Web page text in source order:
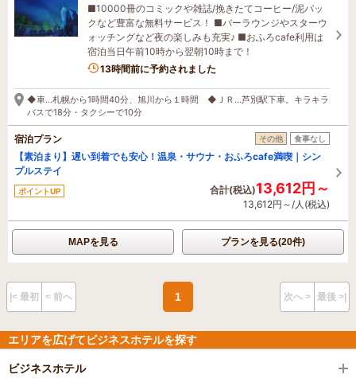
■10000冊のコミックや雑誌/挽きたてコーヒー/泥パッ
クなど豊富な無料サービス！ ■バーラウンジやスターウ
ォッチングなど夜の楽しみも充実♪ ■おふろcafe利用は
宿泊当日午前10時から翌朝10時まで！
1名がこの宿を見ています
13時間前に予約されました
◆車…札幌から1時間40分、旭川から１時間 ◆ＪＲ…芦別駅下車。キラキラ
バスで18分・タクシーで10分
宿泊プラン その他 食事なし
【素泊まり】遅い到着でも安心！温泉・サウナ・おふろcafe満喫｜シン
プルステイ
ポイントUP 合計(税込)13,612円～
13,612円～/人(税込)
MAPを見る プランを見る(20件)
|< 最初 < 前へ 1 次へ > 最後 >|
エリアを広げてビジネスホテルを探す
ビジネスホテル